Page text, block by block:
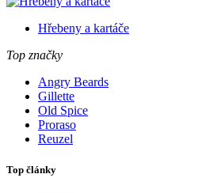
Hřebeny a kartáče
Top značky
Angry Beards
Gillette
Old Spice
Proraso
Reuzel
Top články